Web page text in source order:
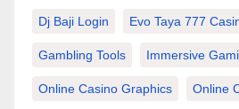
Dj Baji Login Evo Taya 777
Gambling Tools Immersive
Online Casino Graphics Online